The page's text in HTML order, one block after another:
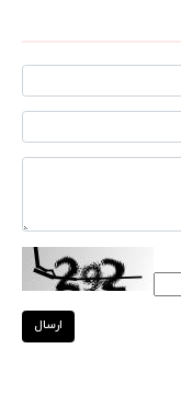
ارسال